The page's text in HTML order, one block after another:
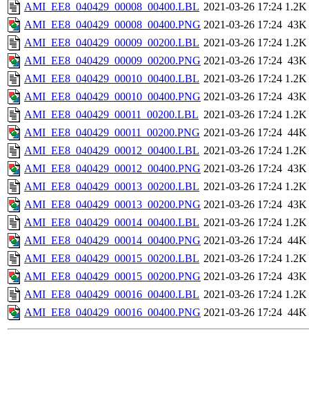
AMI_EE8_040429_00008_00400.LBL 2021-03-26 17:24 1.2K
AMI_EE8_040429_00008_00400.PNG 2021-03-26 17:24 43K
AMI_EE8_040429_00009_00200.LBL 2021-03-26 17:24 1.2K
AMI_EE8_040429_00009_00200.PNG 2021-03-26 17:24 43K
AMI_EE8_040429_00010_00400.LBL 2021-03-26 17:24 1.2K
AMI_EE8_040429_00010_00400.PNG 2021-03-26 17:24 43K
AMI_EE8_040429_00011_00200.LBL 2021-03-26 17:24 1.2K
AMI_EE8_040429_00011_00200.PNG 2021-03-26 17:24 44K
AMI_EE8_040429_00012_00400.LBL 2021-03-26 17:24 1.2K
AMI_EE8_040429_00012_00400.PNG 2021-03-26 17:24 43K
AMI_EE8_040429_00013_00200.LBL 2021-03-26 17:24 1.2K
AMI_EE8_040429_00013_00200.PNG 2021-03-26 17:24 43K
AMI_EE8_040429_00014_00400.LBL 2021-03-26 17:24 1.2K
AMI_EE8_040429_00014_00400.PNG 2021-03-26 17:24 44K
AMI_EE8_040429_00015_00200.LBL 2021-03-26 17:24 1.2K
AMI_EE8_040429_00015_00200.PNG 2021-03-26 17:24 43K
AMI_EE8_040429_00016_00400.LBL 2021-03-26 17:24 1.2K
AMI_EE8_040429_00016_00400.PNG 2021-03-26 17:24 44K